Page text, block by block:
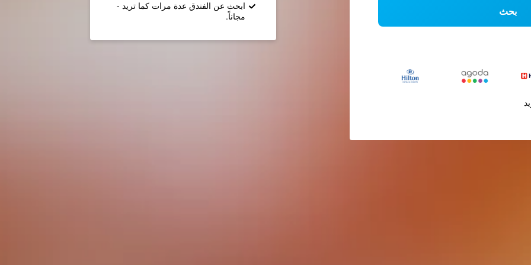
بحث
ابحث عن الفندق عدة مرات كما تريد -
مجاناً.